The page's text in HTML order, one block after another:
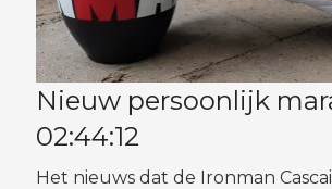
Nieuw persoonlijk
02:44:12
Het nieuws dat de Ironman